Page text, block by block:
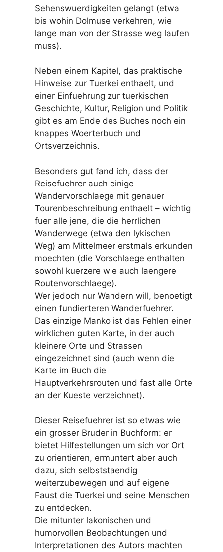
Sehenswuerdigkeiten gelangt (etwa
bis wohin Dolmuse verkehren, wie
lange man von der Strasse weg laufen
muss).
Neben einem Kapitel, das praktische
Hinweise zur Tuerkei enthaelt, und
einer Einfuehrung zur tuerkischen
Geschichte, Kultur, Religion und Politik
gibt es am Ende des Buches noch ein
knappes Woerterbuch und
Ortsverzeichnis.
Besonders gut fand ich, dass der
Reisefuehrer auch einige
Wandervorschlaege mit genauer
Tourenbeschreibung enthaelt – wichtig
fuer alle jene, die die herrlichen
Wanderwege (etwa den lykischen
Weg) am Mittelmeer erstmals erkunden
moechten (die Vorschlaege enthalten
sowohl kuerzere wie auch laengere
Routenvorschlaege).
Wer jedoch nur Wandern will, benoetigt
einen fundierteren Wanderfuehrer.
Das einzige Manko ist das Fehlen einer
wirklichen guten Karte, in der auch
kleinere Orte und Strassen
eingezeichnet sind (auch wenn die
Karte im Buch die
Hauptverkehrsrouten und fast alle Orte
an der Kueste verzeichnet).
Dieser Reisefuehrer ist so etwas wie
ein grosser Bruder in Buchform: er
bietet Hilfestellungen um sich vor Ort
zu orientieren, ermuntert aber auch
dazu, sich selbststaendig
weiterzubewegen und auf eigene
Faust die Tuerkei und seine Menschen
zu entdecken.
Die mitunter lakonischen und
humorvollen Beobachtungen und
Interpretationen des Autors machten